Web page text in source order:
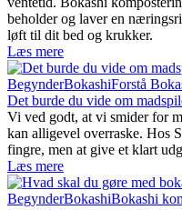
beholder og laver en
løft til dit bed og krukker.
Læs mere
BegynderBokashiForstå
Det burde du vide om
Vi ved godt, at vi smider for
kan alligevel overraske. Hos
fingre, men at give et klart
Læs mere
BegynderBokashiBokashi